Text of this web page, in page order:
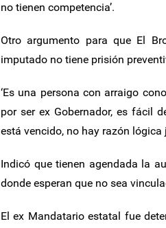
no tienen competencia’.
Otro argumento para que El
imputado no tiene prisión
‘Es una persona con arraigo
por ser ex Gobernador, es fácil
está vencido, no hay razón lógica
Indicó que tienen agendada la
donde esperan que no sea
El ex Mandatario estatal fue